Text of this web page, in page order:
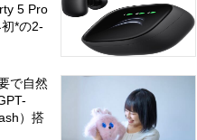
5 Pro
*の2-
2
で自然
）搭